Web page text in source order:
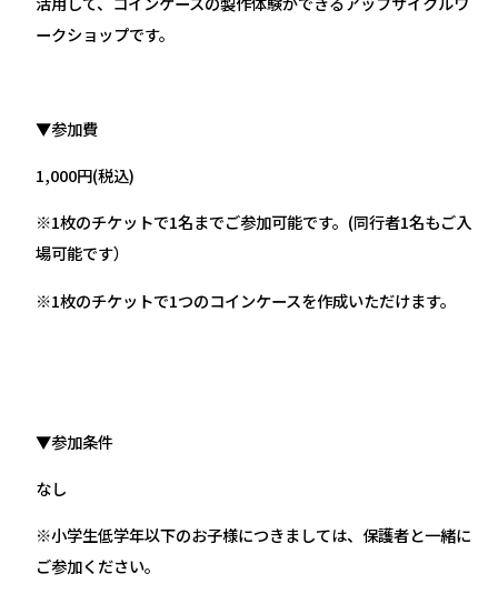
ークショップです。
▼参加費
1,000円(税込)
※1枚のチケットで1名までご参加可能です。(同行者1名もご入
場可能です）
※1枚のチケットで1つのコインケースを作成いただけます。
▼参加条件
なし
※小学生低学年以下のお子様につきましては、保護者と一緒に
ご参加ください。